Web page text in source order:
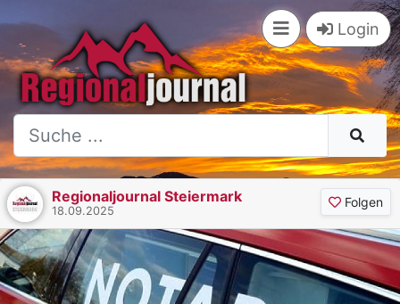
Login
Regionaljournal Steiermark
18.09.2025
Folgen